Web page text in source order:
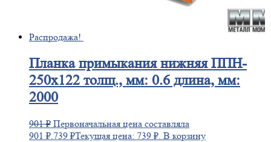
Распродажа!
Планкапримыкания нижняя ППН-
250х122 толщ., мм: 0.6 длина, мм:
2000
901₽ Первоначальная цена составляла
901 ₽. 739 ₽Текущая цена: 739 ₽. В корзину